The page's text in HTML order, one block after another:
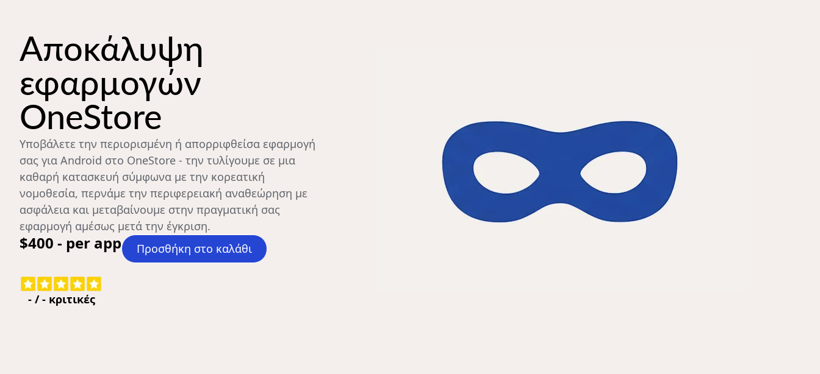
Αποκάλυψη
εφαρμογών
OneStore
Υποβάλετε την περιορισμένη ή απορριφθείσα εφαρμογή
σας για Android στο OneStore - την τυλίγουμε σε μια
καθαρή κατασκευή σύμφωνα με την κορεατική
νομοθεσία, περνάμε την περιφερειακή αναθεώρηση με
ασφάλεια και μεταβαίνουμε στην πραγματική σας
εφαρμογή αμέσως μετά την έγκριση.
$400 - per app Προσθήκη στο καλάθι
-/-κριτικές